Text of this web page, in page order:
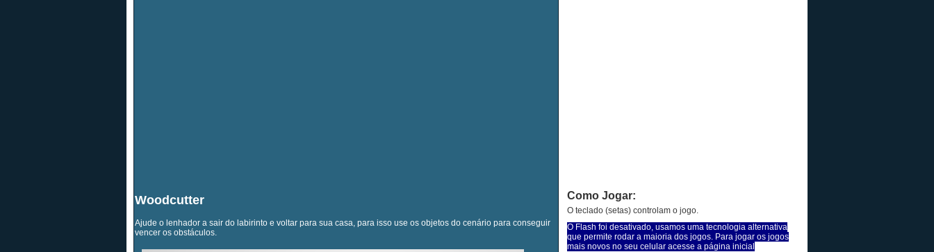
Woodcutter
Ajude o lenhador a sair do labirinto e voltar para sua casa, para isso use os objetos do cenário para conseguir
vencer os obstáculos.
Como Jogar:
O teclado (setas) controlam o jogo.
O Flash foi desativado, usamos uma tecnologia alternativa
que permite rodar a maioria dos jogos. Para jogar os jogos
mais novos no seu celular acesse a página inicial